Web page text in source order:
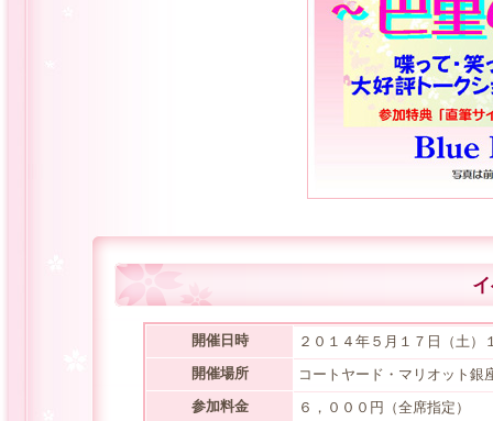
開催日時
２０１４年５月１７日（土）
開催場所
コートヤード・マリオット銀
参加料金
６，０００円（全席指定）